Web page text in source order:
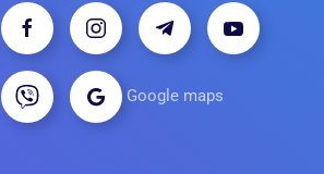
Google maps